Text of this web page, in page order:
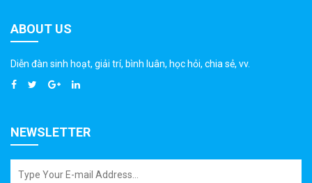
ABOUT US
Diễn đàn sinh hoạt, giải trí, bình luân, học hỏi, chia sẻ, vv.
NEWSLETTER